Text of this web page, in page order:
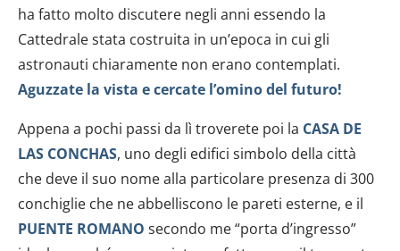
Utilizziamo i cookie per personalizzare contenuti ed
annunci, per fornire funzionalità dei social media e per
analizzare il nostro traffico. Condividiamo inoltre
nostri partner che si occupano di analisi dei dati web,
pubblicità e social media, i quali potrebbero combinarle
con altre informazioni che hai fornito loro o che hanno
raccolto dal tuo utilizzo dei loro servizi.
ha fatto molto discutere negli anni essendo la
Cattedrale stata costruita in un’epoca in cui gli
astronauti chiaramente non erano contemplati.
Aguzzate la vista e cercate l’omino del futuro!
Appena a pochi passi da lì troverete poi la CASA DE
LAS CONCHAS, uno degli edifici simbolo della città
che deve il suo nome alla particolare presenza di 300
conchiglie che ne abbelliscono le pareti esterne, e il
PUENTE ROMANO secondo me “porta d’ingresso”